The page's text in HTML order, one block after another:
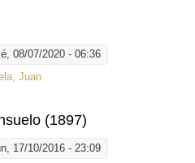
08/07/2020 - 06:36
Juan
(1897)
17/10/2016 - 23:09